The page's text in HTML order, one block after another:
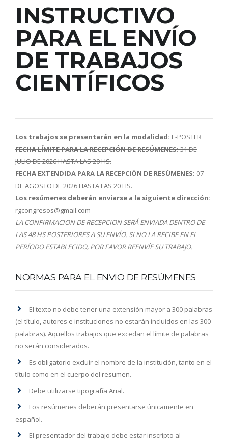
INSTRUCTIVO
PARA EL ENVÍO
DE TRABAJOS
CIENTÍFICOS
Los trabajos se presentarán en la modalidad: E-POSTER
FECHA LÍMITE PARA LA RECEPCIÓN DE RESÚMENES:31 DE
JULIO DE 2026 HASTA LAS 20 HS.
FECHA EXTENDIDA PARA LA RECEPCIÓN DE RESÚMENES: 07
DE AGOSTO DE 2026 HASTA LAS 20 HS.
Los resúmenes deberán enviarse a la siguiente dirección:
rgcongresos@gmail.com
LA CONFIRMACION DE RECEPCION SERÁ ENVIADA DENTRO DE
LAS 48 HS POSTERIORES A SU ENVÍO. SI NO LA RECIBE EN EL
PERÍODO ESTABLECIDO, POR FAVOR REENVÍE SU TRABAJO.
NORMAS PARA EL ENVIO DE RESÚMENES
El texto no debe tener una extensión mayor a 300 palabras
(el título, autores e instituciones no estarán incluidos en las 300
palabras). Aquellos trabajos que excedan el límite de palabras
no serán considerados.
Es obligatorio excluir el nombre de la institución, tanto en el
título como en el cuerpo del resumen.
Debe utilizarse tipografía Arial.
Los resúmenes deberán presentarse únicamente en
español.
El presentador del trabajo debe estar inscripto al